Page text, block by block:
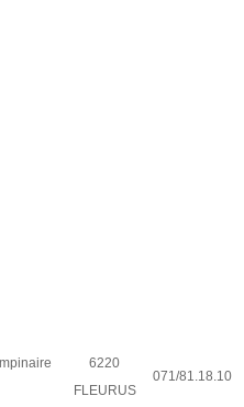
6220
FLEURUS
071/81.18.10